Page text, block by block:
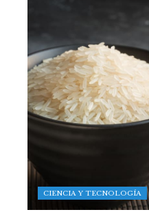
CIENCIA Y TECNOLOGÍA